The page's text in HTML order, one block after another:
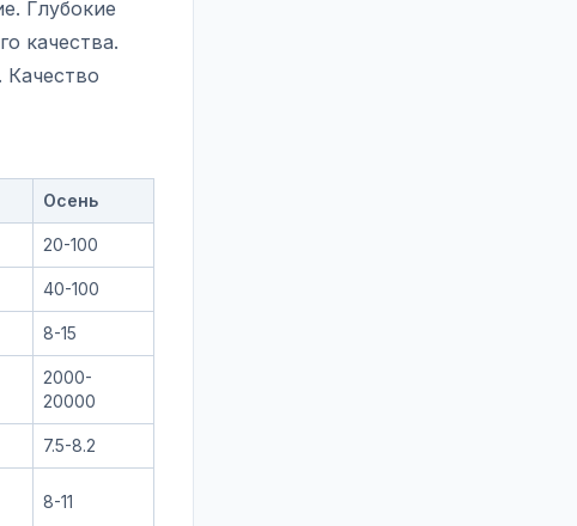
Глубокие
качества.
Осень
20-100
40-100
8-15
2000-
20000
7.5-8.2
8-11